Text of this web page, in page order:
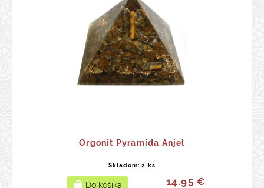
Orgonit Pyramída Anjel
Skladom: 2 ks
14.95 €